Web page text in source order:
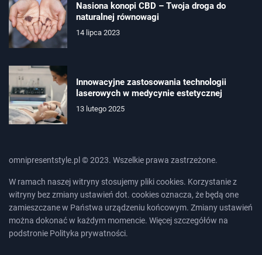
Nasiona konopi CBD – Twoja droga do
naturalnej równowagi
14 lipca 2023
Innowacyjne zastosowania technologii
laserowych w medycynie estetycznej
13 lutego 2025
omnipresentstyle.pl © 2023. Wszelkie prawa zastrzeżone.
W ramach naszej witryny stosujemy pliki cookies. Korzystanie z
witryny bez zmiany ustawień dot. cookies oznacza, że będą one
zamieszczane w Państwa urządzeniu końcowym. Zmiany ustawień
można dokonać w każdym momencie. Więcej szczegółów na
podstronie Polityka prywatności.